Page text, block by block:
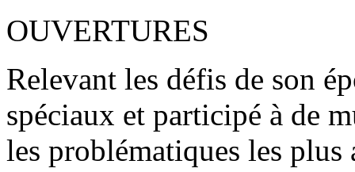
OUVERTURES
Relevant les défis de son
spéciaux et participé à de
les problématiques les plus